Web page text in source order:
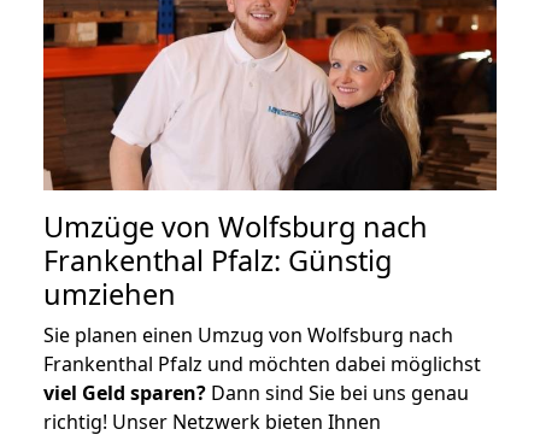
Umzüge von Wolfsburg nach
Frankenthal Pfalz: Günstig
umziehen
Sie planen einen Umzug von Wolfsburg nach
Frankenthal Pfalz und möchten dabei möglichst
viel Geld sparen? Dann sind Sie bei uns genau
richtig! Unser Netzwerk bieten Ihnen